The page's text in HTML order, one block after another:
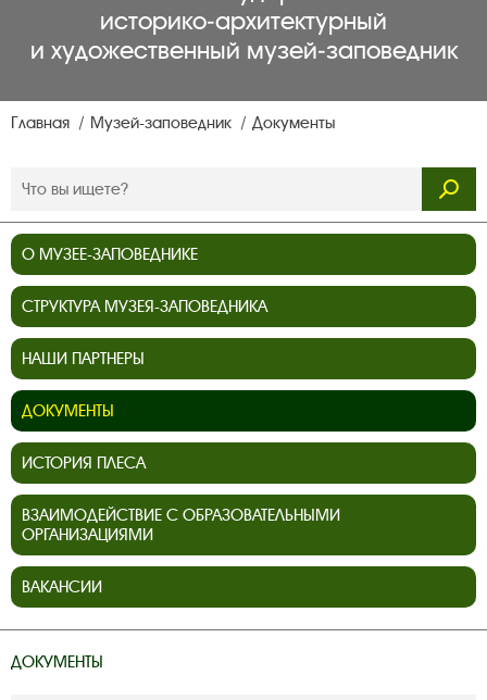
историко‑архитектурный
и художественный музей‑заповедник
Главная Музей-заповедник Документы
О МУЗЕЕ-ЗАПОВЕДНИКЕ
СТРУКТУРА МУЗЕЯ-ЗАПОВЕДНИКА
НАШИ ПАРТНЕРЫ
ДОКУМЕНТЫ
ИСТОРИЯ ПЛЕСА
ВЗАИМОДЕЙСТВИЕ С ОБРАЗОВАТЕЛЬНЫМИ
ОРГАНИЗАЦИЯМИ
ВАКАНСИИ
ДОКУМЕНТЫ